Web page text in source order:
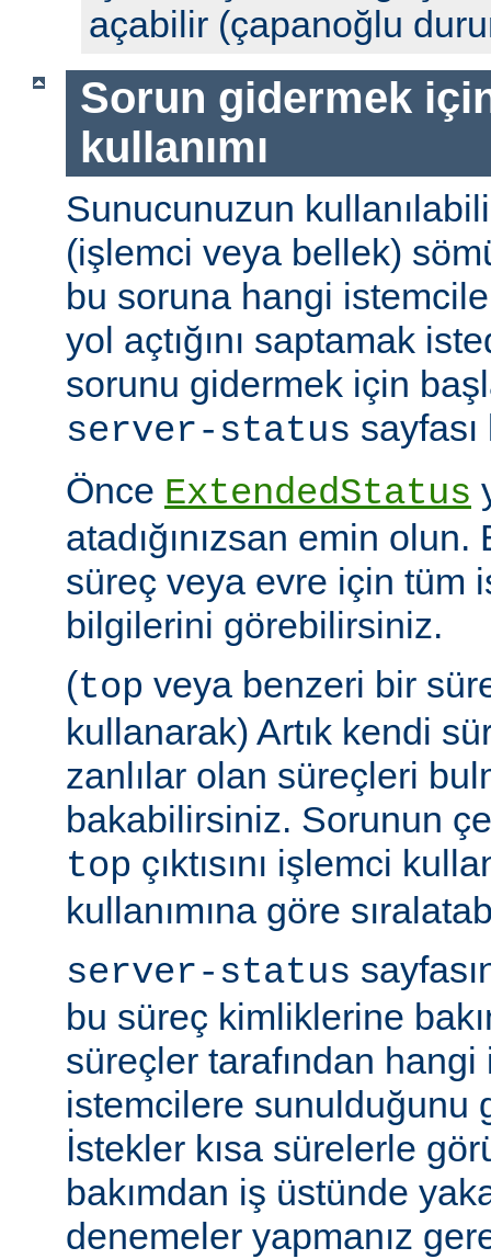
açabilir (çapanoğlu
Sorun gidermek
kullanımı
Sunucunuzun
(işlemci veya bellek)
bu soruna hangi
yol açtığını saptamak
sorunu gidermek için
server-status
Önce ExtendedStatus
atadığınızsan emin
süreç veya evre için tüm
bilgilerini görebilirsiniz.
(top veya benzeri bir
kullanarak) Artık kendi
zanlılar olan süreçleri
bakabilirsiniz. Sorunun
top çıktısını işlemci
kullanımına göre
server-status
bu süreç kimliklerine
süreçler tarafından
istemcilere sunulduğunu
İstekler kısa sürelerle
bakımdan iş üstünde
denemeler yapmanız